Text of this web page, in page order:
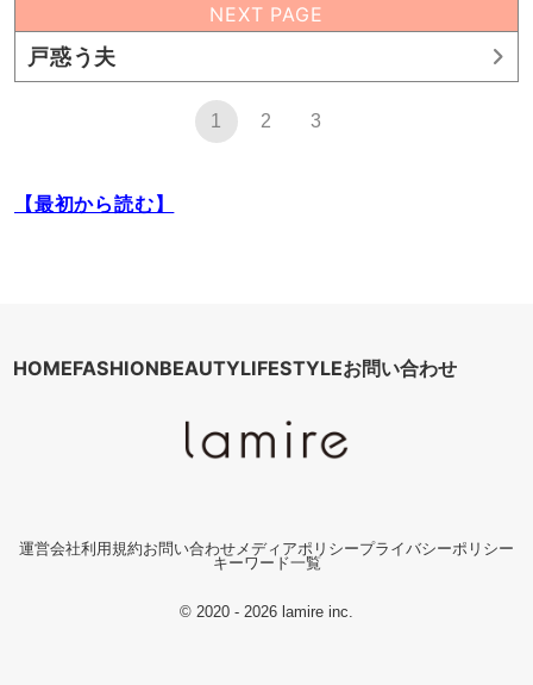
NEXT PAGE
戸惑う夫
1 2 3
【最初から読む】
HOMEFASHIONBEAUTYLIFESTYLEお問い合わせ
運営会社利用規約お問い合わせ メディアポリシープライバシーポリシー
キーワード一覧
© 2020 - 2026 lamire inc.